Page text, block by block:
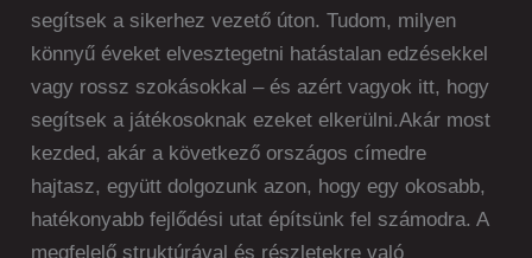
segítsek a sikerhez vezető úton. Tudom, milyen
könnyű éveket elvesztegetni hatástalan edzésekkel
vagy rossz szokásokkal – és azért vagyok itt, hogy
segítsek a játékosoknak ezeket elkerülni.Akár most
kezded, akár a következő országos címedre
hajtasz, együtt dolgozunk azon, hogy egy okosabb,
hatékonyabb fejlődési utat építsünk fel számodra. A
megfelelő struktúrával és részletekre való